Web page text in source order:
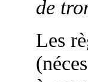
de
Les